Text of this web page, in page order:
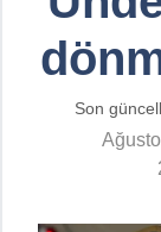
Son